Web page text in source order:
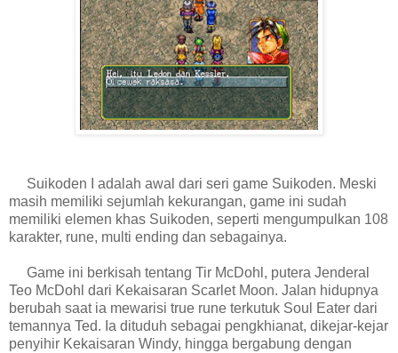
Suikoden I adalah awal dari seri game Suikoden. Meski
masih memiliki sejumlah kekurangan, game ini sudah
memiliki elemen khas Suikoden, seperti mengumpulkan 108
karakter, rune, multi ending dan sebagainya.
Game ini berkisah tentang Tir McDohl, putera Jenderal
Teo McDohl dari Kekaisaran Scarlet Moon. Jalan hidupnya
berubah saat ia mewarisi true rune terkutuk Soul Eater dari
temannya Ted. Ia dituduh sebagai pengkhianat, dikejar-kejar
penyihir Kekaisaran Windy, hingga bergabung dengan